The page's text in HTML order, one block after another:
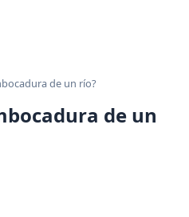
de un río?
de un